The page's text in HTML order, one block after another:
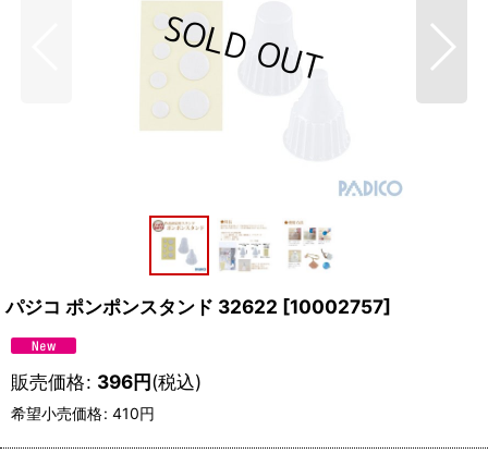
パジコ ポンポンスタンド 32622 [10002757]
販売価格: 396円(税込)
希望小売価格: 410円